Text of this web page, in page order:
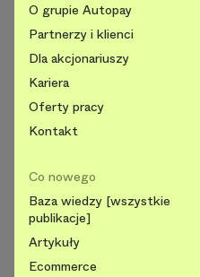
O grupie Autopay
Partnerzy i klienci
Dla akcjonariuszy
Kariera
Oferty pracy
Kontakt
Co nowego
Baza wiedzy [wszystkie
publikacje]
Artykuły
Ecommerce